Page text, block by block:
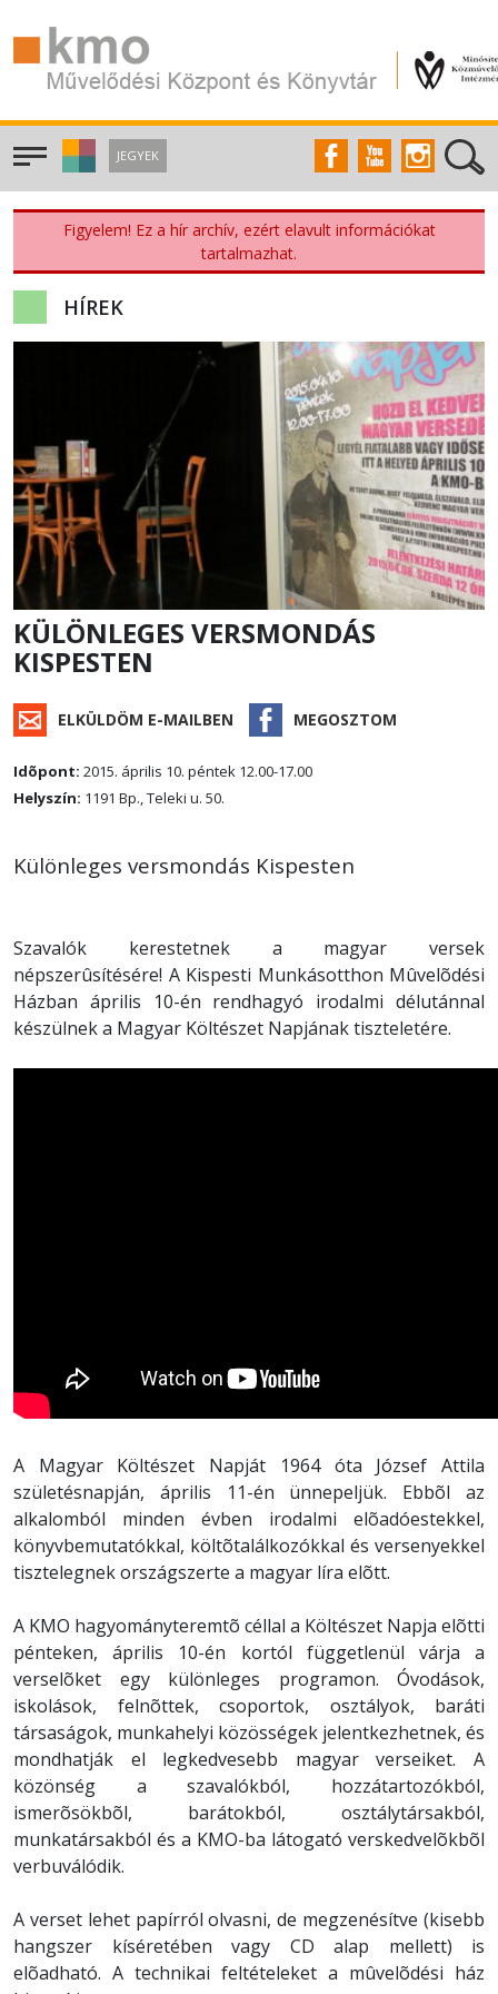
JEGYEK
Figyelem! Ez a hír archív, ezért elavult információkat
tartalmazhat.
HÍREK
KÜLÖNLEGES VERSMONDÁS
KISPESTEN
ELKÜLDÖM E-MAILBEN MEGOSZTOM
Idõpont: 2015. április 10. péntek 12.00-17.00
Helyszín: 1191 Bp., Teleki u. 50.
Különleges versmondás Kispesten
Szavalók kerestetnek a magyar versek
népszerûsítésére! A Kispesti Munkásotthon Mûvelõdési
Házban április 10-én rendhagyó irodalmi délutánnal
készülnek a Magyar Költészet Napjának tiszteletére.
A Magyar Költészet Napját 1964 óta József Attila
születésnapján, április 11-én ünnepeljük. Ebbõl az
alkalomból minden évben irodalmi elõadóestekkel,
könyvbemutatókkal, költõtalálkozókkal és versenyekkel
tisztelegnek országszerte a magyar líra elõtt.
A KMO hagyományteremtõ céllal a Költészet Napja elõtti
pénteken, április 10-én kortól függetlenül várja a
verselõket egy különleges programon. Óvodások,
iskolások, felnõttek, csoportok, osztályok, baráti
társaságok, munkahelyi közösségek jelentkezhetnek, és
mondhatják el legkedvesebb magyar verseiket. A
közönség a szavalókból, hozzátartozókból,
ismerõsökbõl, barátokból, osztálytársakból,
munkatársakból és a KMO-ba látogató verskedvelõkbõl
verbuválódik.
A verset lehet papírról olvasni, de megzenésítve (kisebb
hangszer kíséretében vagy CD alap mellett) is
elõadható. A technikai feltételeket a mûvelõdési ház